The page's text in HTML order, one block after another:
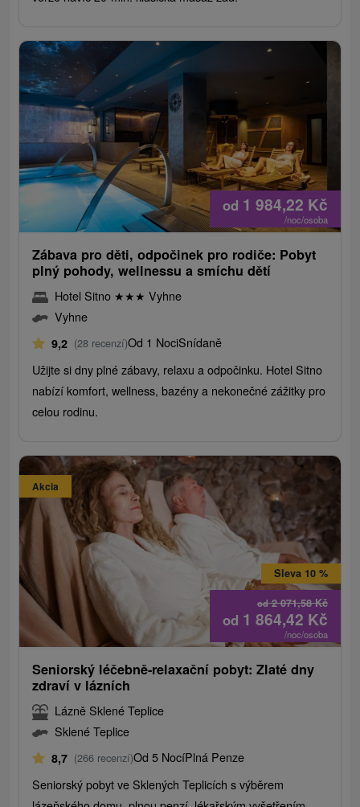
od 1 984,22 Kč
/noc/osoba
Zábava pro děti, odpočinek pro rodiče: Pobyt
plný pohody, wellnessu a smíchu dětí
Hotel Sitno ★★★ Vyhne
Vyhne
9,2 (28 recenzí)Od 1 NociSnídaně
Užijte si dny plné zábavy, relaxu a odpočinku. Hotel Sitno
nabízí komfort, wellness, bazény a nekonečné zážitky pro
celou rodinu.
Akcia
od2 071,58Kč
Sleva 10 %
od 1 864,42 Kč
/noc/osoba
Seniorský léčebně-relaxační pobyt: Zlaté dny
zdraví v lázních
Lázně Sklené Teplice
Sklené Teplice
8,7 (266 recenzí)Od 5 NocíPlná Penze
Seniorský pobyt ve Sklených Teplicích s výběrem